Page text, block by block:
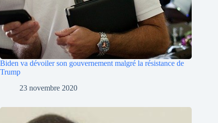
Biden va dévoiler son gouvernement malgré la résistance de
Trump
23 novembre 2020